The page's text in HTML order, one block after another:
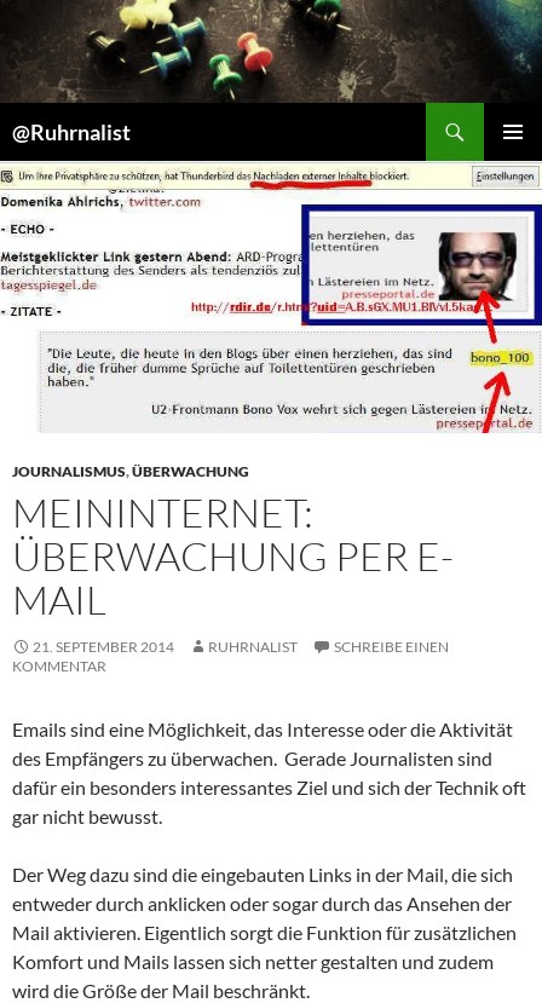
@Ruhrnalist
MENÜ
INHALT
SPRINGEN
JOURNALISMUS,ÜBERWACHUNG
MEININTERNET:
ÜBERWACHUNG PER E-
MAIL
21. SEPTEMBER 2014 RUHRNALIST
SCHREIBE EINEN
KOMMENTAR
Emails sind eine Möglichkeit, das Interesse oder die Aktivität
des Empfängers zu überwachen. Gerade Journalisten sind
dafür ein besonders interessantes Ziel und sich der Technik oft
gar nicht bewusst.
Der Weg dazu sind die eingebauten Links in der Mail, die sich
entweder durch anklicken oder sogar durch das Ansehen der
Mail aktivieren. Eigentlich sorgt die Funktion für zusätzlichen
Komfort und Mails lassen sich netter gestalten und zudem
wird die Größe der Mail beschränkt.